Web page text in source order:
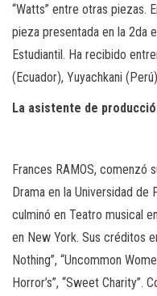
“Watts” entre otras piezas.
pieza presentada en la 2da
Estudiantil. Ha recibido
(Ecuador), Yuyachkani
La asistente de
Frances RAMOS, comenzó
Drama en la Universidad
culminó en Teatro musical
en New York. Sus créditos
Nothing”, “Uncommon
Horror’s”, “Sweet Charity”.